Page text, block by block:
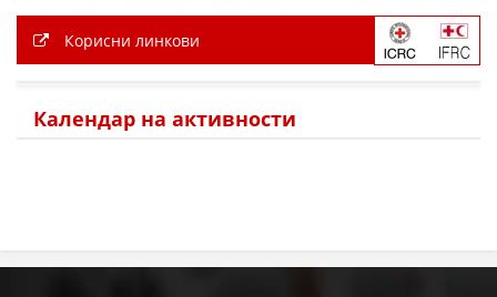
Корисни линкови
Календар на активности